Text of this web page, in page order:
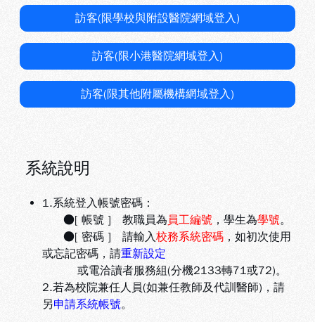
訪客(限學校與附設醫院網域登入)
訪客(限小港醫院網域登入)
訪客(限其他附屬機構網域登入)
系統說明
1.系統登入帳號密碼：
●[ 帳號 ] 教職員為 員工編號 ，學生為學號。
●[ 密碼 ] 請輸入校務系統密碼 ，如初次使用
或忘記密碼，請重新設定
或電洽讀者服務組(分機2133轉71或72)。
2.若為校院兼任人員(如兼任教師及代訓醫師)，請
另申請系統帳號。